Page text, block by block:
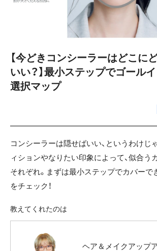
【今どきコンシーラーはどこに
いい？】最小ステップでゴール
選択マップ
コンシーラーは隠せばいい、というわけじ
ィションやなりたい印象によって、似合う
それぞれ。まずは最小ステップでカバーで
をチェック！
教えてくれたのは
ヘア＆メイクアップ